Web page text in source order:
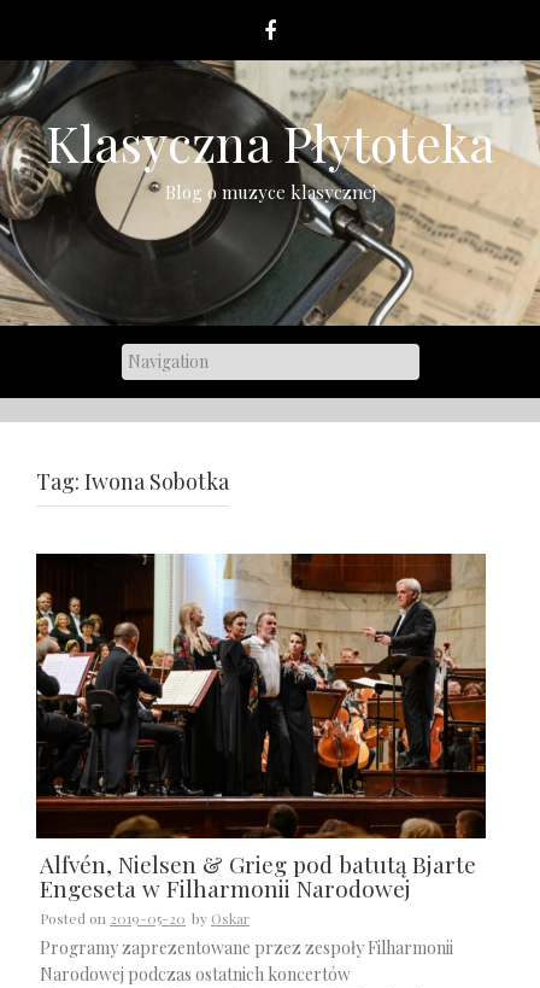
content
Klasyczna Płytoteka
Blog o muzyce klasycznej
Tag: Iwona Sobotka
Alfvén, Nielsen & Grieg pod batutą Bjarte
Engeseta w Filharmonii Narodowej
Posted on 2019-05-20 by Oskar
Programy zaprezentowane przez zespoły Filharmonii
Narodowej podczas ostatnich koncertów